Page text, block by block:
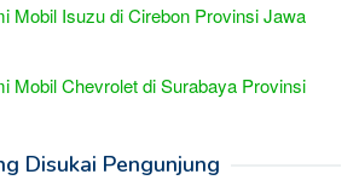
Mobil Isuzu di Cirebon Provinsi Jawa
Mobil Chevrolet di Surabaya Provinsi
Disukai Pengunjung